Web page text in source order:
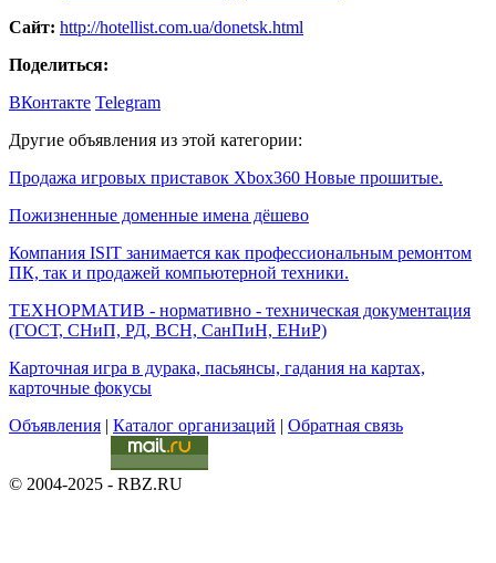
Сайт: http://hotellist.com.ua/donetsk.html
Поделиться:
ВКонтакте Telegram
Другие объявления из этой категории:
Продажа игровых приставок Xbox360 Новые прошитые.
Пожизненные доменные имена дёшево
Компания ISIT занимается как профессиональным ремонтом
ПК, так и продажей компьютерной техники.
ТЕХНОРМАТИВ - нормативно - техническая документация
(ГОСТ, СНиП, РД, ВСН, СанПиН, ЕНиР)
Карточная игра в дурака, пасьянсы, гадания на картах,
карточные фокусы
Объявления | Каталог организаций | Обратная связь
© 2004-2025 - RBZ.RU